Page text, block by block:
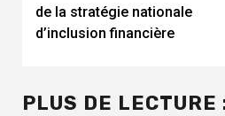
de la stratégie nationale
d’inclusion financière
PLUS DE LECTURE